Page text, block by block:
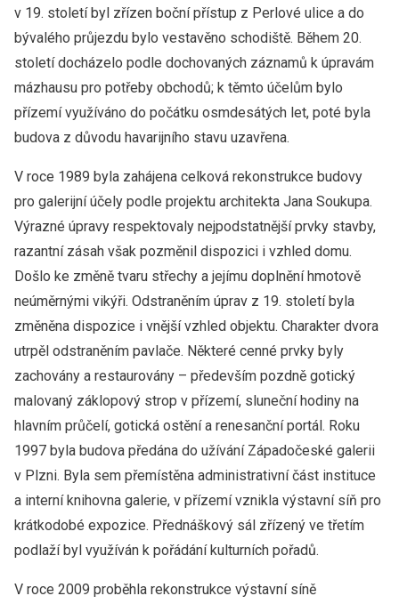
v 19. století byl zřízen boční přístup z Perlové ulice a do
bývalého průjezdu bylo vestavěno schodiště. Během 20.
století docházelo podle dochovaných záznamů k úpravám
mázhausu pro potřeby obchodů; k těmto účelům bylo
přízemí využíváno do počátku osmdesátých let, poté byla
budova z důvodu havarijního stavu uzavřena.
V roce 1989 byla zahájena celková rekonstrukce budovy
pro galerijní účely podle projektu architekta Jana Soukupa.
Výrazné úpravy respektovaly nejpodstatnější prvky stavby,
razantní zásah však pozměnil dispozici i vzhled domu.
Došlo ke změně tvaru střechy a jejímu doplnění hmotově
neúměrnými vikýři. Odstraněním úprav z 19. století byla
změněna dispozice i vnější vzhled objektu. Charakter dvora
utrpěl odstraněním pavlače. Některé cenné prvky byly
zachovány a restaurovány – především pozdně gotický
malovaný záklopový strop v přízemí, sluneční hodiny na
hlavním průčelí, gotická ostění a renesanční portál. Roku
1997 byla budova předána do užívání Západočeské galerii
v Plzni. Byla sem přemístěna administrativní část instituce
a interní knihovna galerie, v přízemí vznikla výstavní síň pro
krátkodobé expozice. Přednáškový sál zřízený ve třetím
podlaží byl využíván k pořádání kulturních pořadů.
V roce 2009 proběhla rekonstrukce výstavní síně